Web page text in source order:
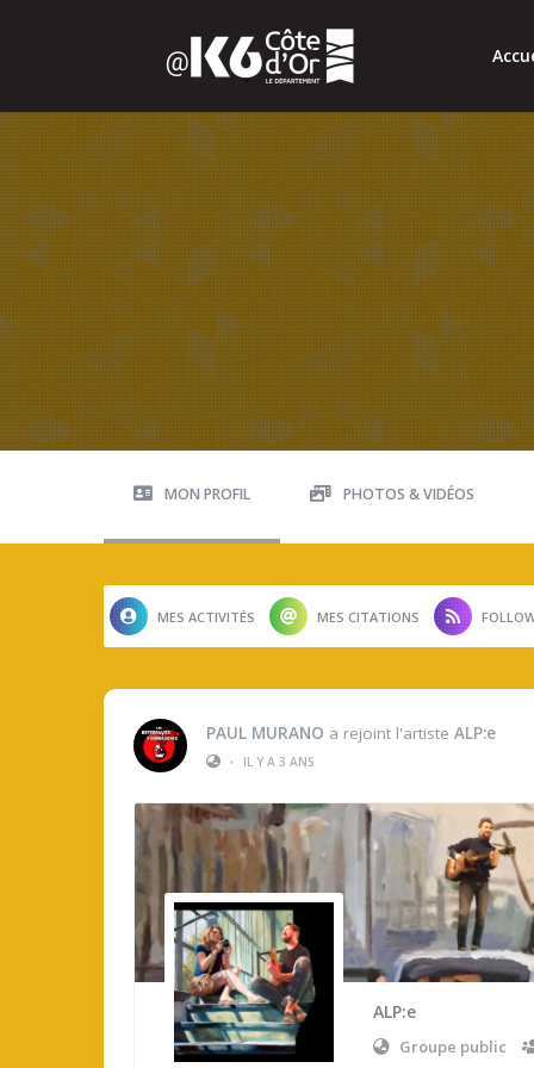
MON PROFIL PHOTOS & VIDÉOS
MES ACTIVITÉS MES CITATIONS
PAUL MURANO a rejoint l'artiste ALP:e
•
IL Y A 3 ANS
ALP:e
Groupe public